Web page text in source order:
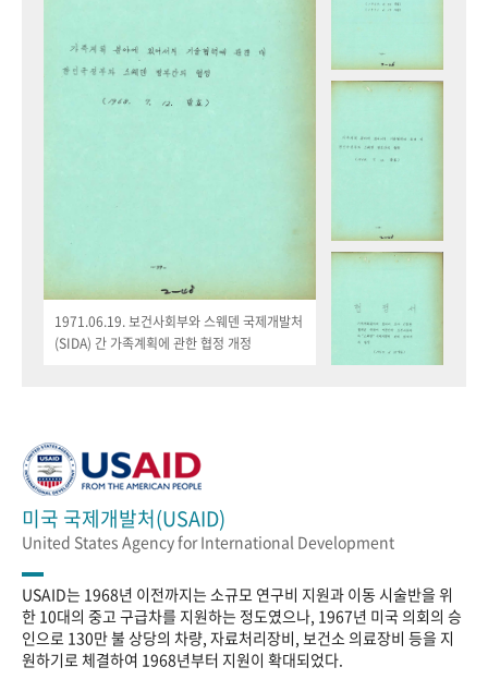
1971.06.19. 보건사회부와 스웨덴 국제개발처
(SIDA) 간 가족계획에 관한 협정 개정
미국 국제개발처(USAID)
United States Agency for International Development
USAID는 1968년 이전까지는 소규모 연구비 지원과 이동 시술반을 위
한 10대의 중고 구급차를 지원하는 정도였으나, 1967년 미국 의회의 승
인으로 130만 불 상당의 차량, 자료처리장비, 보건소 의료장비 등을 지
원하기로 체결하여 1968년부터 지원이 확대되었다.